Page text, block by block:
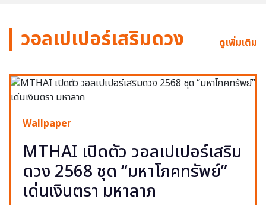
วอลเปเปอร์เสริมดวง ดูเพิ่มเติม
Wallpaper
MTHAI เปิดตัว วอลเปเปอร์เสริม
ดวง 2568 ชุด “มหาโภคทรัพย์”
เด่นเงินตรา มหาลาภ